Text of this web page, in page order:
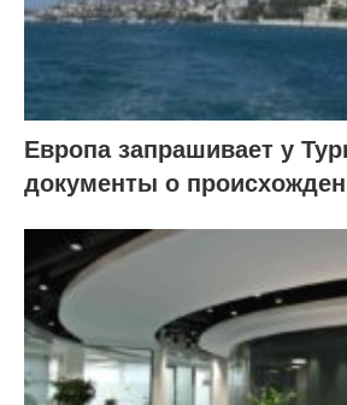
Европа запрашивает у
документы о